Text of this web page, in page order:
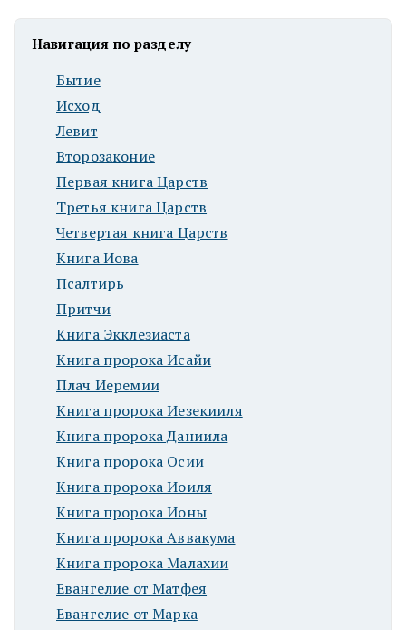
Навигация по разделу
Бытие
Исход
Левит
Второзаконие
Первая книга Царств
Третья книга Царств
Четвертая книга Царств
Книга Иова
Псалтирь
Притчи
Книга Экклезиаста
Книга пророка Исайи
Плач Иеремии
Книга пророка Иезекииля
Книга пророка Даниила
Книга пророка Осии
Книга пророка Иоиля
Книга пророка Ионы
Книга пророка Аввакума
Книга пророка Малахии
Евангелие от Матфея
Евангелие от Марка